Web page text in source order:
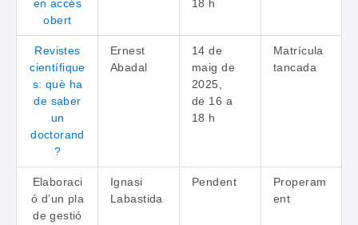
en accés
obert
18 h
Revistes
científique
s: què ha
de saber
un
doctorand
?
Ernest
Abadal
14 de
maig de
2025,
de 16 a
18 h
Matrícula
tancada
Elaboraci
ó d’un pla
de gestió
Ignasi
Labastida
Pendent
Properam
ent